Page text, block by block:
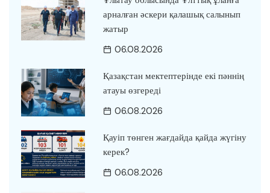
арналған әскери қалашық салынып
жатыр
06.08.2026
Қазақстан мектептерінде екі пәннің
атауы өзгереді
06.08.2026
Қауіп төнген жағдайда қайда жүгіну
керек?
06.08.2026